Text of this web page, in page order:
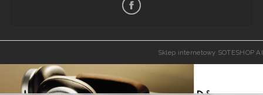
Sklep internetowy SOTESHOP AI